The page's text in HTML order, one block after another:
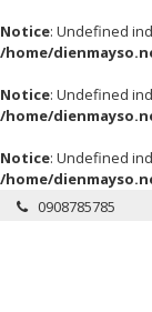
Notice: Undefined
/home/
Notice: Undefined
/home/
Notice: Undefined
/home/
0908785785